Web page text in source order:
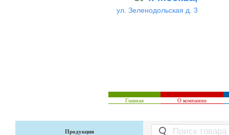
ул. Зеленодольская д. 3
Главная О компании
Продукция